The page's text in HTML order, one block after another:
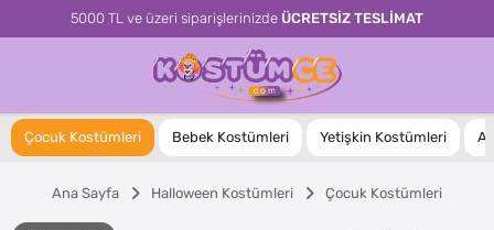
5000 TL ve üzeri siparişlerinizde ÜCRETSİZ TESLİMAT
Çocuk Kostümleri Bebek Kostümleri Yetişkin Kostümleri
Ana Sayfa Halloween Kostümleri Çocuk Kostümleri